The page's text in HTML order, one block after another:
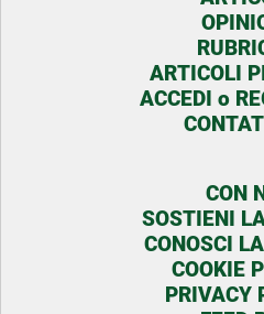
ARTICOLI
ACCEDI o
CON
SOSTIENI
CONOSCI
COOKIE
PRIVACY